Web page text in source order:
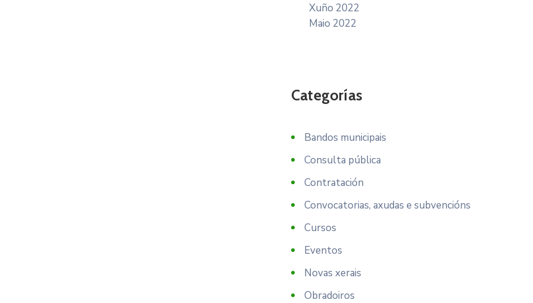
Xuño 2022
Maio 2022
Categorías
Bandos municipais
Consulta pública
Contratación
Convocatorias, axudas e subvencións
Cursos
Eventos
Novas xerais
Obradoiros